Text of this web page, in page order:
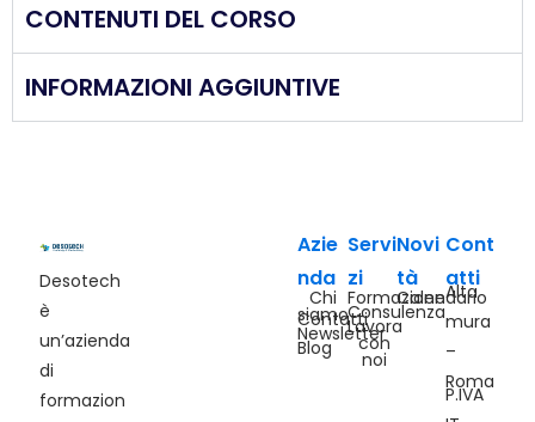
CONTENUTI DEL CORSO
INFORMAZIONI AGGIUNTIVE
Desotech
è
un’azienda
di
formazion
Azie
nda
Chi
siamo
Contatti
Newsletter
Blog
Servi
zi
Formazione
Consulenza
Lavora
con
noi
Novi
tà
Calendario
Cont
atti
Alta
mura
–
Roma
P.IVA